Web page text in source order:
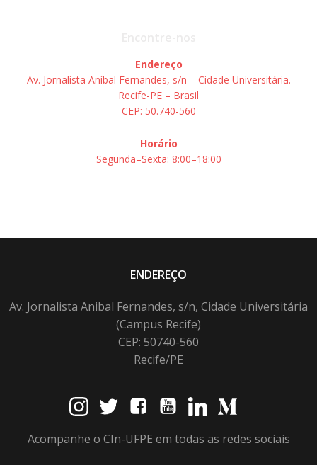
Endereço
Av. Jornalista Aníbal Fernandes, s/n – Cidade Universitária.
Recife-PE – Brasil
CEP: 50.740-560
Horário
Segunda–Sexta: 8:00–18:00
ENDEREÇO
Av. Jornalista Anibal Fernandes, s/n, Cidade Universitária
(Campus Recife)
CEP: 50740-560
Recife/PE
Acompanhe o CIn-UFPE em todas as redes sociais